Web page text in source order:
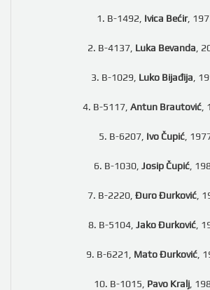
1. B-1492, Ivica Bećir,
2. B-4137, Luka Bevanda ,
3. B-1029, Luko Bijađija ,
4. B-5117, Antun Brautović,
5. B-6207, Ivo Čupić ,
6. B-1030, Josip Čupić ,
7. B-2220, Đuro Đurković,
8. B-5104, Jako Đurković,
9. B-6221, Mato Đurković ,
10. B-1015, Pavo Kralj ,